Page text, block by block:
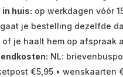
in huis: op werkdagen vóór
je bestelling dezelfde
of je haalt hem op afspraak
NL:
€5,95 • wenskaarten